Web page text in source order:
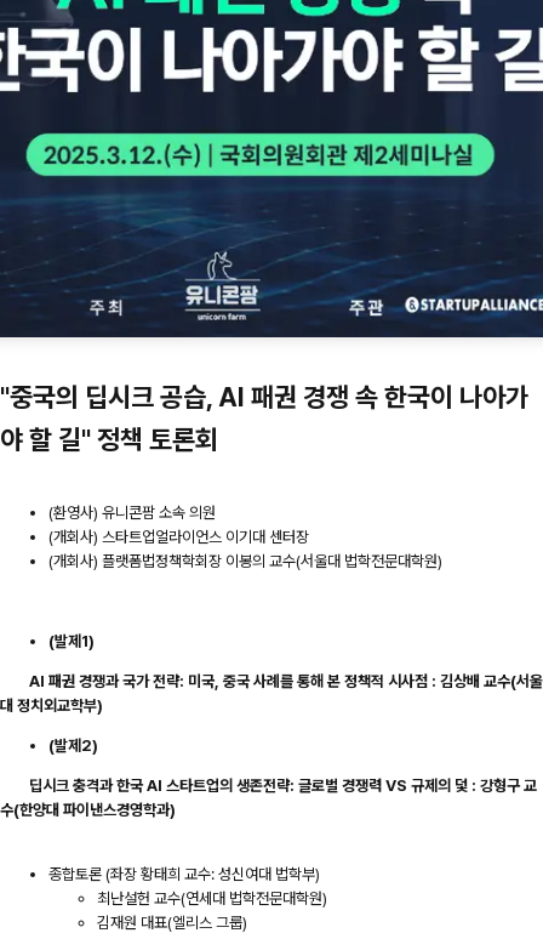
"중국의 딥시크 공습, AI 패권 경쟁 속 한국이 나아가
야 할 길" 정책 토론회
(환영사) 유니콘팜 소속 의원
(개회사) 스타트업얼라이언스 이기대 센터장
(개회사) 플랫폼법정책학회장 이봉의 교수(서울대 법학전문대학원)
(발제1)
AI 패권 경쟁과 국가 전략: 미국, 중국 사례를 통해 본 정책적 시사점 : 김상배 교수(서울
대 정치외교학부)
(발제2)
딥시크 충격과 한국 AI 스타트업의 생존전략: 글로벌 경쟁력 VS 규제의 덫 : 강형구 교
수(한양대 파이낸스경영학과)
종합토론 (좌장 황태희 교수: 성신여대 법학부)
최난설헌 교수(연세대 법학전문대학원)
김재원 대표(엘리스 그룹)